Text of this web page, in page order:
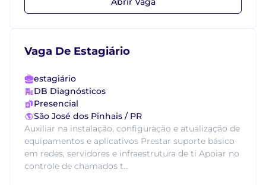
Vaga De Estagiário
estagiário
DB Diagnósticos
Presencial
São José dos Pinhais / PR
Auxiliar na instalação, configuração e atualização de
equipamentos e aplicativos Prestar suporte básico
em redes, servidores e infraestrutura de ti Apoiar no
controle de chamados t...